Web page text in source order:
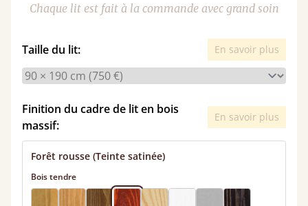
Chaque lit est fait à la commande avec grand soin
Taille du lit: En savoir plus
Finition du cadre de lit en bois
massif:
En savoir plus
Forêt rousse (Teinte satinée)
Bois tendre